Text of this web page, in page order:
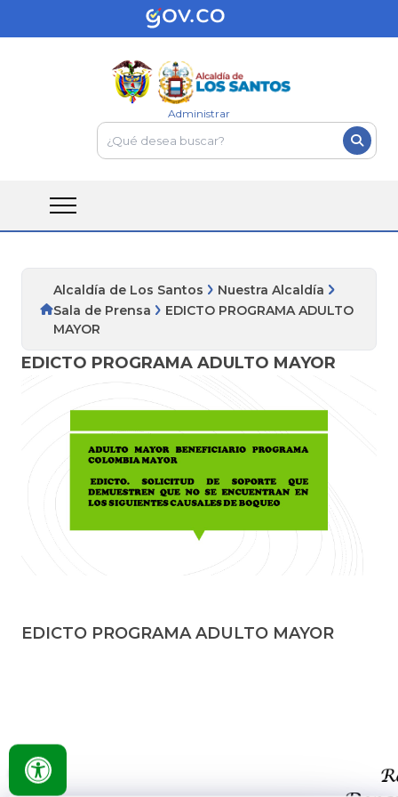
Administrar
Alcaldía de Los Santos
Nuestra Alcaldía
Sala de Prensa
EDICTO PROGRAMA ADULTO
MAYOR
EDICTO PROGRAMA ADULTO MAYOR
EDICTO PROGRAMA ADULTO MAYOR